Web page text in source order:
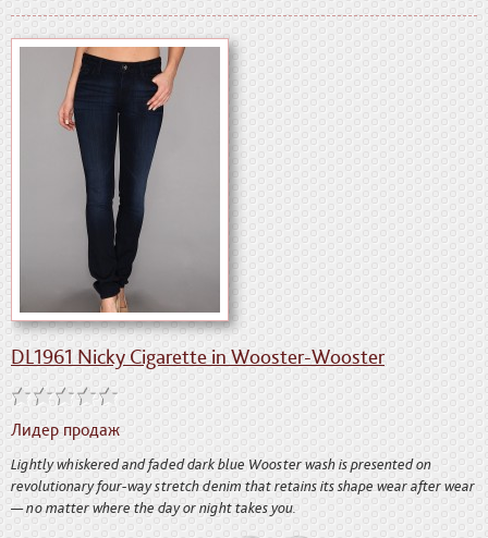
DL1961 Nicky Cigarette in Wooster-Wooster
Лидер продаж
Lightly whiskered and faded dark blue Wooster wash is presented on
revolutionary four-way stretch denim that retains its shape wear after wear
— no matter where the day or night takes you.